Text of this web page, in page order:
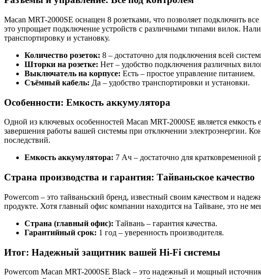
Macan MRT-2000SE оснащен 8 розетками, что позволяет подключить
это упрощает подключение устройств с различными типами вилок.
транспортировку и установку.
Количество розеток: 8 – достаточно для подключения всей
Шторки на розетке: Нет – удобство подключения различных
Выключатель на корпусе: Есть – простое управление питанием.
Съёмный кабель: Да – удобство транспортировки и установки.
Особенности: Емкость аккумулятора
Одной из ключевых особенностей Macan MRT-2000SE является
завершения работы вашей системы при отключении электроэнергии.
последствий.
Емкость аккумулятора: 7 Ач – достаточно для кратковременной
Страна производства и гарантия: Тайваньское качество
Powercom – это тайваньский бренд, известный своим качеством и
продукте. Хотя главный офис компании находится на Тайване, это не
Страна (главный офис): Тайвань – гарантия качества.
Гарантийный срок: 1 год – уверенность производителя.
Итог: Надежный защитник вашей Hi-Fi системы
Powercom Macan MRT-2000SE Black – это надежный и мощный